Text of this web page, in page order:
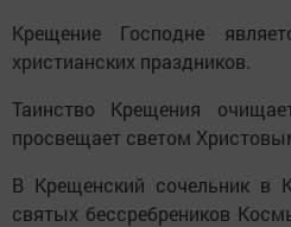
Крещение Господне
христианских праздников.
Таинство Крещения
просвещает светом
В Крещенский сочельник в
святых бессребреников